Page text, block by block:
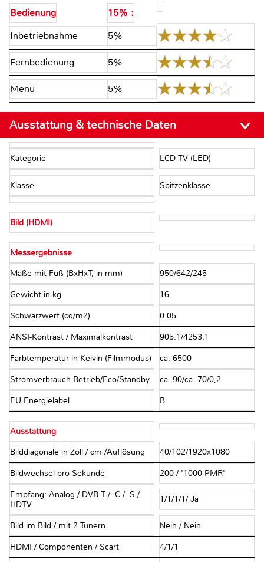
Bedienung
15% :
Inbetriebnahme
5%
Fernbedienung 5%
Menü 5%
Ausstattung & technische Daten
Kategorie LCD-TV (LED)
Klasse Spitzenklasse
Bild (HDMI)
Messergebnisse
Maße mit Fuß (BxHxT, in mm) 950/642/245
Gewicht in kg 16
Schwarzwert (cd/m2) 0.05
ANSI-Kontrast / Maximalkontrast 905:1/4253:1
Farbtemperatur in Kelvin (Filmmodus) ca. 6500
Stromverbrauch Betrieb/Eco/Standby ca. 90/ca. 70/0,2
EU Energielabel B
Ausstattung
Bilddiagonale in Zoll / cm /Auflösung 40/102/1920x1080
Bildwechsel pro Sekunde 200 / "1000 PMR"
Empfang: Analog / DVB-T / -C / -S /
HDTV
1/1/1/1/ Ja
Bild im Bild / mit 2 Tunern Nein / Nein
HDMI / Componenten / Scart 4/1/1